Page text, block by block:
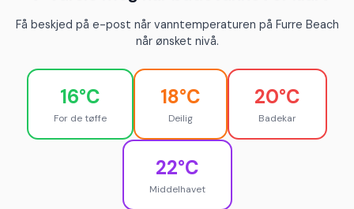
Få beskjed på e-post når vanntemperaturen på Furre Beach
når ønsket nivå.
16°C
For de tøffe
18°C
Deilig
20°C
Badekar
22°C
Middelhavet